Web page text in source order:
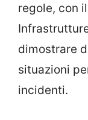
regole, con
dimostrare
situazioni
incidenti.